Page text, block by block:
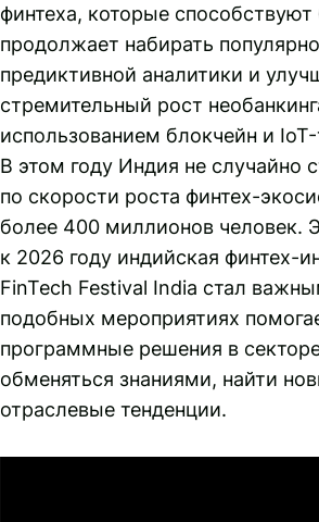
финтеха, которые
продолжает набирать
предиктивной аналитики и
стремительный рост
использованием блокчейн и
В этом году Индия не случайно
по скорости роста финтех-
более 400 миллионов человек.
к 2026 году индийская финтех-
FinTech Festival India стал
подобных мероприятиях
программные решения в
обменяться знаниями, найти
отраслевые тенденции.